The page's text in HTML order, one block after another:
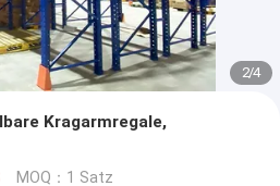
2/4
Kragarmregale,
MOQ：1 Satz